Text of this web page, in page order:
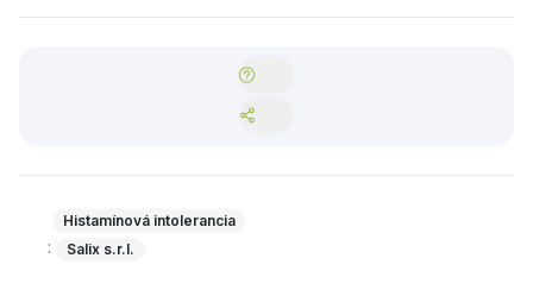
Histamínová intolerancia
: Salix s.r.l.